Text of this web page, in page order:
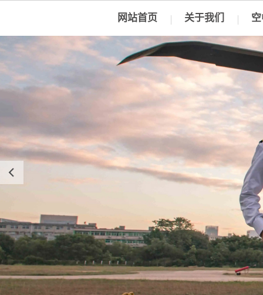
网站首页 关于我们